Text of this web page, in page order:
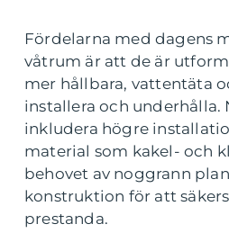
Fördelarna med dagens
våtrum är att de är
mer hållbara, vattentäta
installera och underhålla.
inkludera högre
material som kakel- och
behovet av noggrann
konstruktion för att
prestanda.